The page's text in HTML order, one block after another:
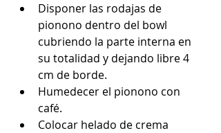
Disponer las rodajas de
pionono dentro del bowl
cubriendo la parte interna en
su totalidad y dejando libre 4
cm de borde.
Humedecer el pionono con
café.
Colocar helado de crema